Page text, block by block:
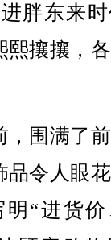
胖东来时
熙攘攘，
围满了
品令人眼
“进货